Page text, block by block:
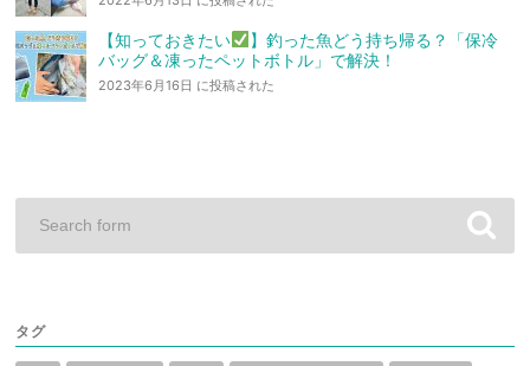
【知っておきたい
】釣った魚どう持ち帰る？「保冷
バッグ＆凍ったペットボトル」で解決！
2023年6月16日 に投稿された
タグ